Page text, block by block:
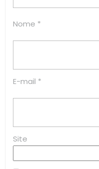
Nome *
E-mail *
Site